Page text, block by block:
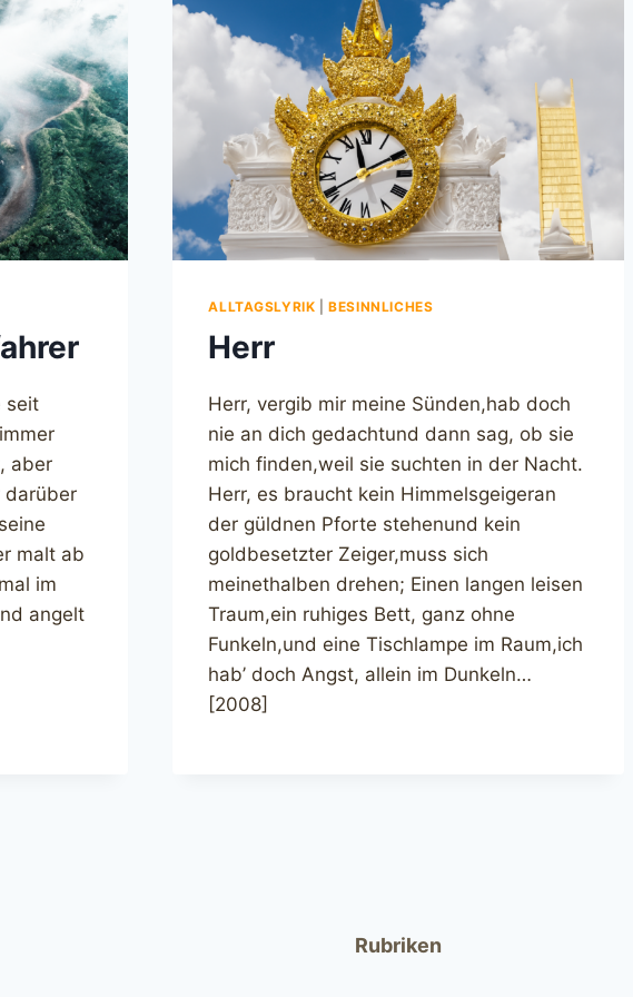
seit
aber
darüber
malt ab
im
angelt
ALLTAGSLYRIK |BESINNLICHES
Herr
Herr, vergib mir meine Sünden,hab doch
nie an dich gedachtund dann sag, ob sie
mich finden,weil sie suchten in der Nacht.
Herr, es braucht kein Himmelsgeigeran
der güldnen Pforte stehenund kein
goldbesetzter Zeiger,muss sich
meinethalben drehen; Einen langen leisen
Traum,ein ruhiges Bett, ganz ohne
Funkeln,und eine Tischlampe im Raum,ich
hab’ doch Angst, allein im Dunkeln…
[2008]
Rubriken